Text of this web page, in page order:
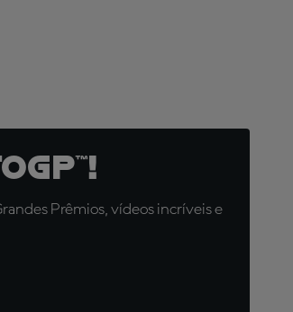
Prêmios, vídeos incríveis e